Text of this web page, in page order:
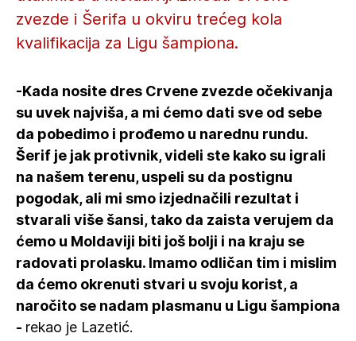
zvezde i Šerifa u okviru trećeg kola
kvalifikacija za Ligu šampiona.
-Kada nosite dres Crvene zvezde očekivanja
su uvek najviša, a mi ćemo dati sve od sebe
da pobedimo i prođemo u narednu rundu.
Šerif je jak protivnik, videli ste kako su igrali
na našem terenu, uspeli su da postignu
pogodak, ali mi smo izjednačili rezultat i
stvarali više šansi, tako da zaista verujem da
ćemo u Moldaviji biti još bolji i na kraju se
radovati prolasku. Imamo odličan tim i mislim
da ćemo okrenuti stvari u svoju korist, a
naročito se nadam plasmanu u Ligu šampiona
- rekao je Lazetić.